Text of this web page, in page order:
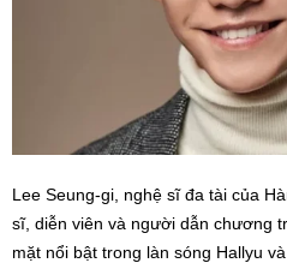
Lee Seung-gi, nghệ sĩ đa tài của
sĩ, diễn viên và người dẫn chương
mặt nổi bật trong làn sóng Hallyu